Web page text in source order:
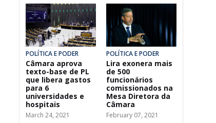
POLÍTICA E PODER
Câmara aprova
texto-base de PL
que libera gastos
para 6
universidades e
hospitais
March 24, 2021
POLÍTICA E PODER
Lira exonera mais
de 500
funcionários
comissionados na
Mesa Diretora da
Câmara
February 07, 2021